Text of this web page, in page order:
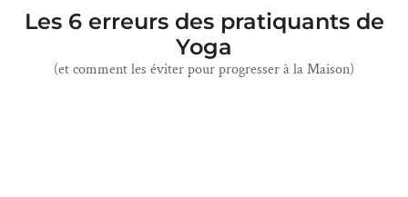
Les 6 erreurs des pratiquants de
Yoga
(et comment les éviter pour progresser à la Maison)